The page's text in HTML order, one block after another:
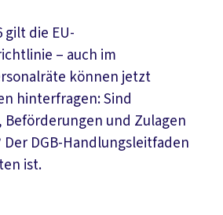
gilt die EU-
– auch im
können jetzt
hinterfragen: Sind
und Zulagen
DGB-Handlungsleitfaden
ist.